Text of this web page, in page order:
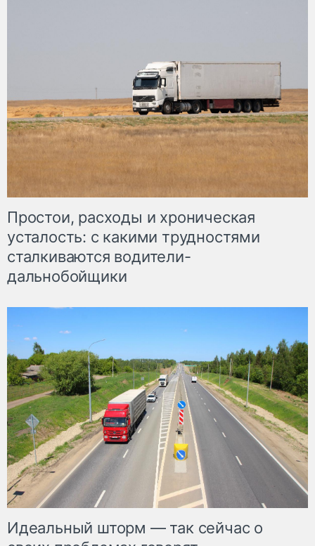
Простои, расходы и хроническая
усталость: с какими трудностями
сталкиваются водители-
дальнобойщики
Идеальный шторм — так сейчас о